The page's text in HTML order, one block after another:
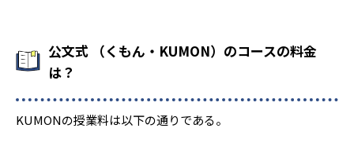
公文式 （くもん・KUMON）のコースの料金
は？
KUMONの授業料は以下の通りである。